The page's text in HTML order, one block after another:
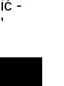
-